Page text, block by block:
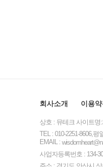
회사소개 이용
상호 : 뮤테크 사이트
TEL : 010-2251-8606,
EMAIL :
사업자등록번호 : 134-